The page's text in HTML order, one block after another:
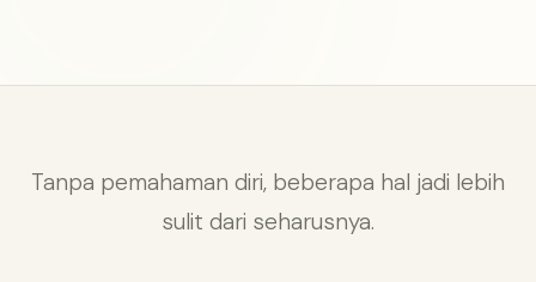
Tanpa pemahaman diri, beberapa hal jadi lebih
sulit dari seharusnya.